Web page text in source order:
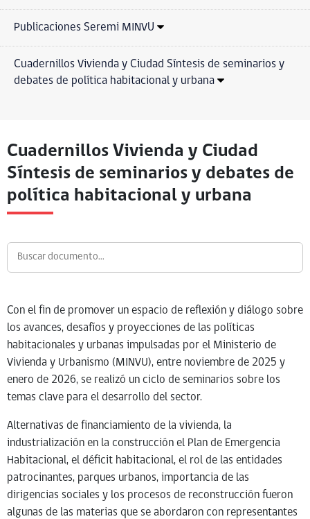
Publicaciones Seremi MINVU
Cuadernillos Vivienda y Ciudad Síntesis de seminarios y
debates de política habitacional y urbana
Cuadernillos Vivienda y Ciudad
Síntesis de seminarios y debates de
política habitacional y urbana
Con el fin de promover un espacio de reflexión y diálogo sobre
los avances, desafíos y proyecciones de las políticas
habitacionales y urbanas impulsadas por el Ministerio de
Vivienda y Urbanismo (MINVU), entre noviembre de 2025 y
enero de 2026, se realizó un ciclo de seminarios sobre los
temas clave para el desarrollo del sector.
Alternativas de financiamiento de la vivienda, la
industrialización en la construcción el Plan de Emergencia
Habitacional, el déficit habitacional, el rol de las entidades
patrocinantes, parques urbanos, importancia de las
dirigencias sociales y los procesos de reconstrucción fueron
algunas de las materias que se abordaron con representantes